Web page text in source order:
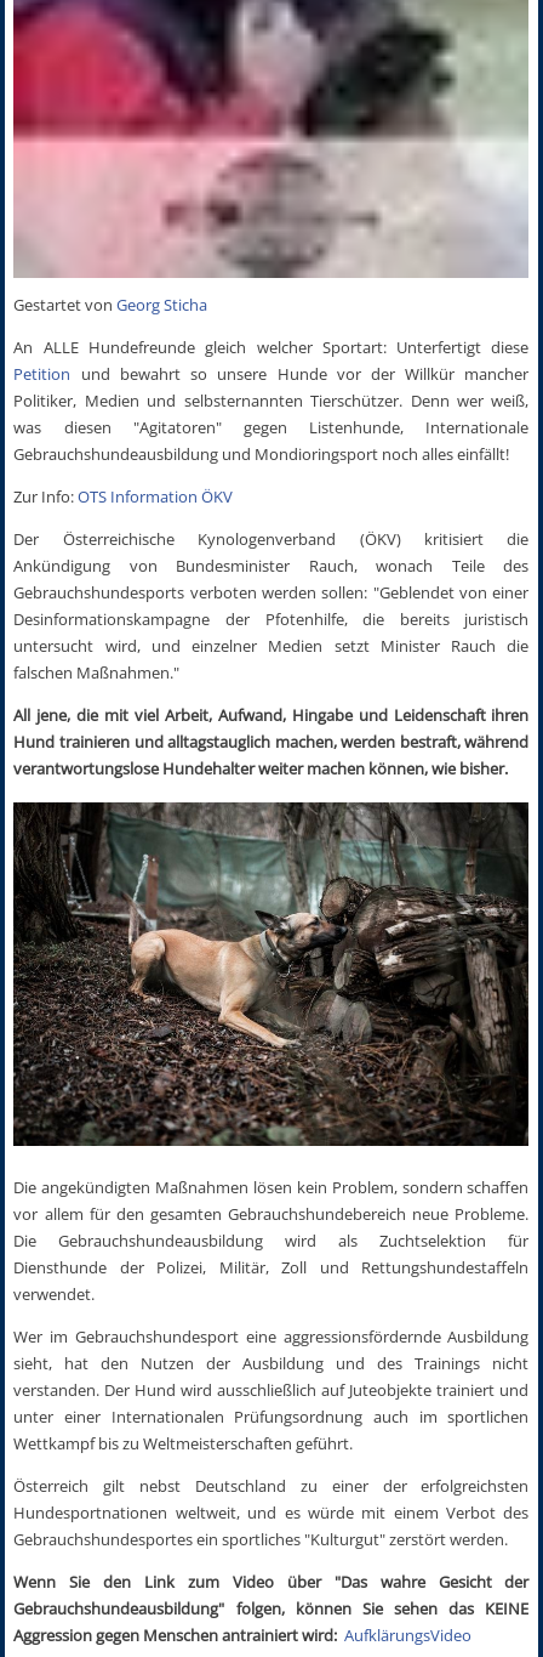
Gestartet vonGeorg Sticha
An ALLE Hundefreunde gleich welcher Sportart: Unterfertigt diese
Petition und bewahrt so unsere Hunde vor der Willkür mancher
Politiker, Medien und selbsternannten Tierschützer. Denn wer weiß,
was diesen "Agitatoren" gegen Listenhunde, Internationale
Gebrauchshundeausbildung und Mondioringsport noch alles einfällt!
Zur Info:OTS Information ÖKV
Der Österreichische Kynologenverband (ÖKV) kritisiert die
Ankündigung von Bundesminister Rauch, wonach Teile des
Gebrauchshundesports verboten werden sollen: "Geblendet von einer
Desinformationskampagne der Pfotenhilfe, die bereits juristisch
untersucht wird, und einzelner Medien setzt Minister Rauch die
falschen Maßnahmen."
All jene, die mit viel Arbeit, Aufwand, Hingabe und Leidenschaft ihren
Hund trainieren und alltagstauglich machen, werden bestraft, während
verantwortungslose Hundehalter weiter machen können, wie bisher.
Die angekündigten Maßnahmen lösen kein Problem, sondern schaffen
vor allem für den gesamten Gebrauchshundebereich neue Probleme.
Die Gebrauchshundeausbildung wird als Zuchtselektion für
Diensthunde der Polizei, Militär, Zoll und Rettungshundestaffeln
verwendet.
Wer im Gebrauchshundesport eine aggressionsfördernde Ausbildung
sieht, hat den Nutzen der Ausbildung und des Trainings nicht
verstanden. Der Hund wird ausschließlich auf Juteobjekte trainiert und
unter einer Internationalen Prüfungsordnung auch im sportlichen
Wettkampf bis zu Weltmeisterschaften geführt.
Österreich gilt nebst Deutschland zu einer der erfolgreichsten
Hundesportnationen weltweit, und es würde mit einem Verbot des
Gebrauchshundesportes ein sportliches "Kulturgut" zerstört werden.
Wenn Sie den Link zum Video über "Das wahre Gesicht der
Gebrauchshundeausbildung" folgen, können Sie sehen das KEINE
Aggression gegen Menschen antrainiert wird: AufklärungsVideo